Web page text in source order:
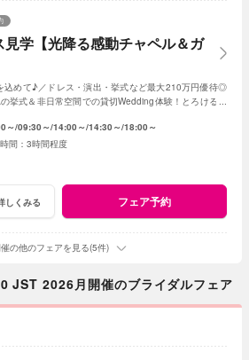
学【光降る感動チャペル＆ガ
込めて♪／ドレス・演出・挙式など最大210万円優待◎
挙式＆非日常空間での貸切Wedding体験！とろける和
～ 09:30～ 14:00～ 14:30～ 18:00～
3時間程度
しくみる フェア予約
の他のフェアを見る(5件)
2026月開催のブライダルフェア